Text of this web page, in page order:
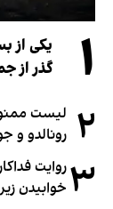
۱
یکی از
گذر از
۲ رونالدو و
۳ خوابیدن